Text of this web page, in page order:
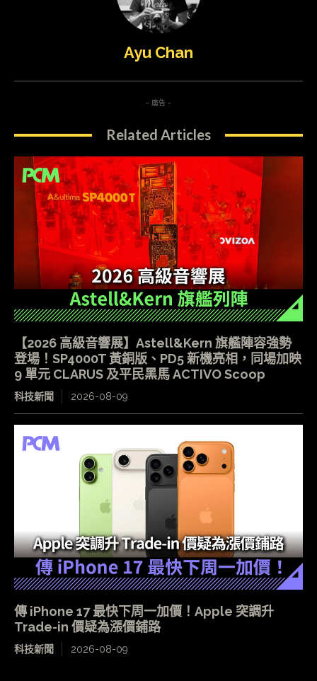
Ayu Chan
- 廣告 -
Related Articles
【2026 高級音響展】Astell&Kern 旗艦陣容強勢
登場！SP4000T 黃銅版、PD5 新機亮相，同場加映
9 單元 CLARUS 及平民黑馬 ACTIVO Scoop
科技新聞 2026-08-09
傳 iPhone 17 最快下周一加價！Apple 突調升
Trade-in 價疑為漲價鋪路
科技新聞 2026-08-09